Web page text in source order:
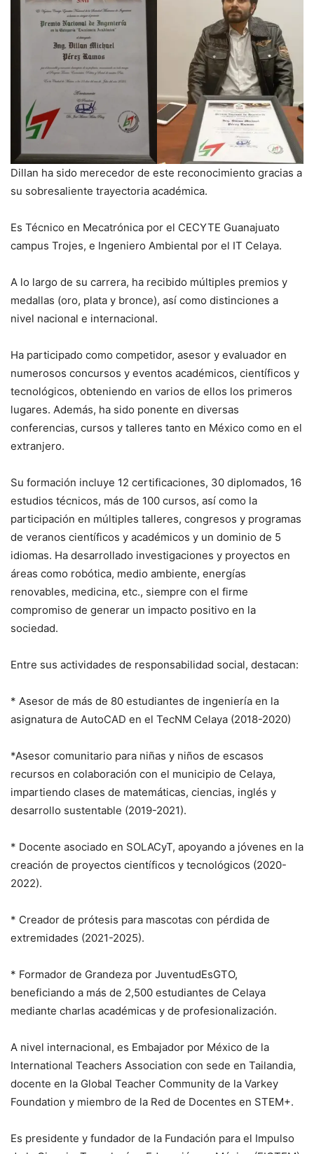
Dillan ha sido merecedor de este reconocimiento gracias a
su sobresaliente trayectoria académica.
Es Técnico en Mecatrónica por el CECYTE Guanajuato
campus Trojes, e Ingeniero Ambiental por el IT Celaya.
A lo largo de su carrera, ha recibido múltiples premios y
medallas (oro, plata y bronce), así como distinciones a
nivel nacional e internacional.
Ha participado como competidor, asesor y evaluador en
numerosos concursos y eventos académicos, científicos y
tecnológicos, obteniendo en varios de ellos los primeros
lugares. Además, ha sido ponente en diversas
conferencias, cursos y talleres tanto en México como en el
extranjero.
Su formación incluye 12 certificaciones, 30 diplomados, 16
estudios técnicos, más de 100 cursos, así como la
participación en múltiples talleres, congresos y programas
de veranos científicos y académicos y un dominio de 5
idiomas. Ha desarrollado investigaciones y proyectos en
áreas como robótica, medio ambiente, energías
renovables, medicina, etc., siempre con el firme
compromiso de generar un impacto positivo en la
sociedad.
Entre sus actividades de responsabilidad social, destacan:
* Asesor de más de 80 estudiantes de ingeniería en la
asignatura de AutoCAD en el TecNM Celaya (2018-2020)
*Asesor comunitario para niñas y niños de escasos
recursos en colaboración con el municipio de Celaya,
impartiendo clases de matemáticas, ciencias, inglés y
desarrollo sustentable (2019-2021).
* Docente asociado en SOLACyT, apoyando a jóvenes en la
creación de proyectos científicos y tecnológicos (2020-
2022).
* Creador de prótesis para mascotas con pérdida de
extremidades (2021-2025).
* Formador de Grandeza por JuventudEsGTO,
beneficiando a más de 2,500 estudiantes de Celaya
mediante charlas académicas y de profesionalización.
A nivel internacional, es Embajador por México de la
International Teachers Association con sede en Tailandia,
docente en la Global Teacher Community de la Varkey
Foundation y miembro de la Red de Docentes en STEM+.
Es presidente y fundador de la Fundación para el Impulso